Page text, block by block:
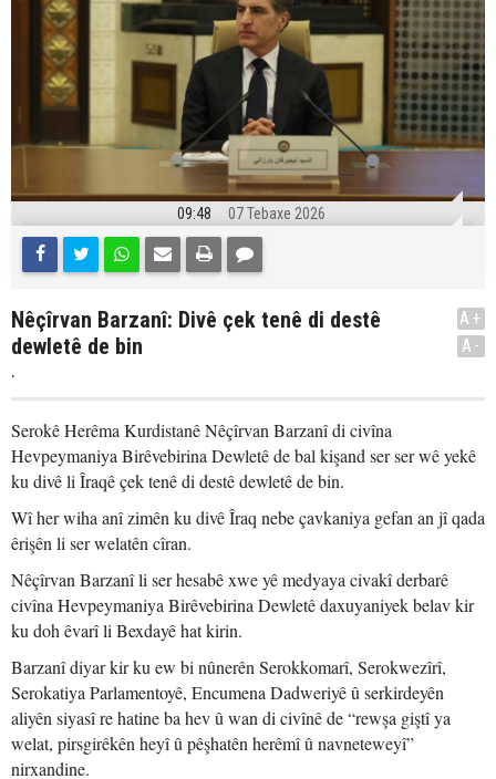
09:48 07 Tebaxe 2026
Nêçîrvan Barzanî: Divê çek tenê di destê
dewletê de bin
.
A+
A-
Serokê Herêma Kurdistanê Nêçîrvan Barzanî di civîna
Hevpeymaniya Birêvebirina Dewletê de bal kişand ser ser wê yekê
ku divê li Îraqê çek tenê di destê dewletê de bin.
Wî her wiha anî zimên ku divê Îraq nebe çavkaniya gefan an jî qada
êrişên li ser welatên cîran.
Nêçîrvan Barzanî li ser hesabê xwe yê medyaya civakî derbarê
civîna Hevpeymaniya Birêvebirina Dewletê daxuyaniyek belav kir
ku doh êvarî li Bexdayê hat kirin.
Barzanî diyar kir ku ew bi nûnerên Serokkomarî, Serokwezîrî,
Serokatiya Parlamentoyê, Encumena Dadweriyê û serkirdeyên
aliyên siyasî re hatine ba hev û wan di civînê de “rewşa giştî ya
welat, pirsgirêkên heyî û pêşhatên herêmî û navneteweyî”
nirxandine.